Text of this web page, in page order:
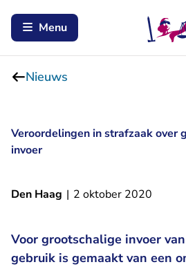
Menu
Nieuws
Veroordelingen in strafzaak over
invoer
Den Haag | 2 oktober 2020
Voor grootschalige invoer
gebruik is gemaakt van een